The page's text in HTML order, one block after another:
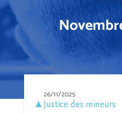
26/11/2025
Justice des mineurs